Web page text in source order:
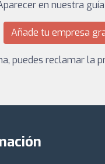
en nuestra
Añade tu empresa
puedes reclamar la